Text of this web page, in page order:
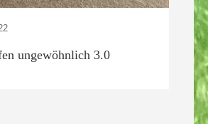
ungewöhnlich 3.0